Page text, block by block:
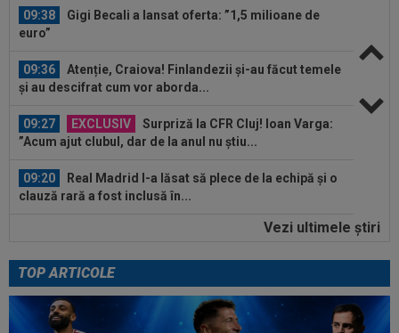
09:38
Gigi Becali a lansat oferta: ”1,5 milioane de
euro”
09:36
Atenție, Craiova! Finlandezii și-au făcut temele
și au descifrat cum vor aborda...
09:27 EXCLUSIV
Surpriză la CFR Cluj! Ioan Varga:
”Acum ajut clubul, dar de la anul nu știu...
09:20
Real Madrid l-a lăsat să plece de la echipă și o
clauză rară a fost inclusă în...
40.000.000€ pentru transfer! Inter și Cristi
10:08
Suma uriașă care i se reține lui Cornel Dinu din
pensie, după ce a pierdut...
Vezi ultimele ştiri
TOP ARTICOLE